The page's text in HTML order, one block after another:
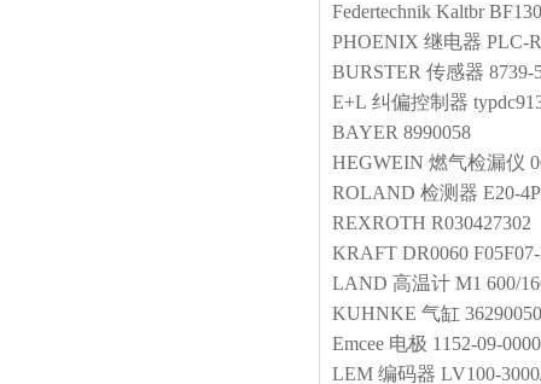
Federtechnik Kaltbr
PHOENIX 继电器 PLC-
BURSTER 传感器 8739-
E+L 纠偏控制器
BAYER 8990058
HEGWEIN 燃气检漏仪
ROLAND 检测器 E20-
REXROTH R030427302
KRAFT DR0060
LAND 高温计 M1 600/
KUHNKE 气缸 36290050
Emcee 电极 1152-09-0000
LEM 编码器 LV100-